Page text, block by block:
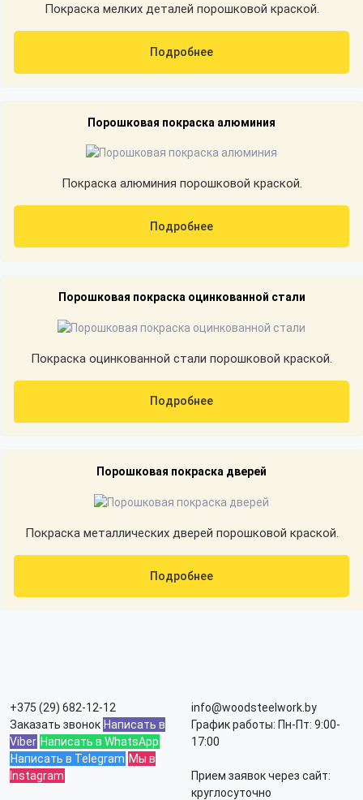
Покраска мелких деталей порошковой краской.
Подробнее
Порошковая покраска алюминия
Покраска алюминия порошковой краской.
Подробнее
Порошковая покраска оцинкованной стали
Покраска оцинкованной стали порошковой краской.
Подробнее
Порошковая покраска дверей
Покраска металлических дверей порошковой краской.
Подробнее
+375 (29) 682-12-12
Заказать звонок Написать в
Viber Написать в WhatsApp
Написать в Telegram Мы в
Instagram
info@woodsteelwork.by
График работы: Пн-Пт: 9:00-
17:00
Прием заявок через сайт:
круглосуточно